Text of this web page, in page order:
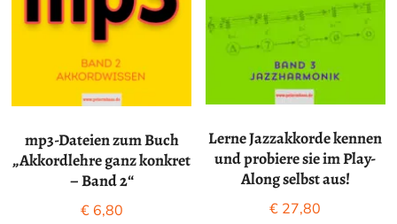
mp3-Dateien zum Buch
„Akkordlehre ganz konkret
– Band 2“
€6,80
Lerne Jazzakkorde kennen
und probiere sie im Play-
Along selbst aus!
€ 27,80